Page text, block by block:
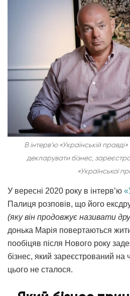
В інтерв’ю «Українській
декларувати бізнес,
«Української
У вересні 2020 року в інтерв’ю
Палиця розповів, що його
(яку він продовжує називати
донька Марія повертаються
пообіцяв після Нового року
бізнес, який зареєстрований на
цього не сталося.